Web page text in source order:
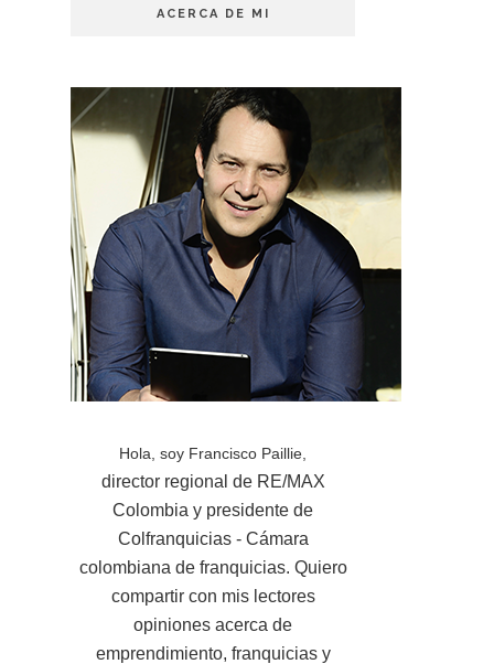
ACERCA DE MI
Hola, soy Francisco Paillie,
director regional de RE/MAX
Colombia y presidente de
Colfranquicias - Cámara
colombiana de franquicias. Quiero
compartir con mis lectores
opiniones acerca de
emprendimiento, franquicias y